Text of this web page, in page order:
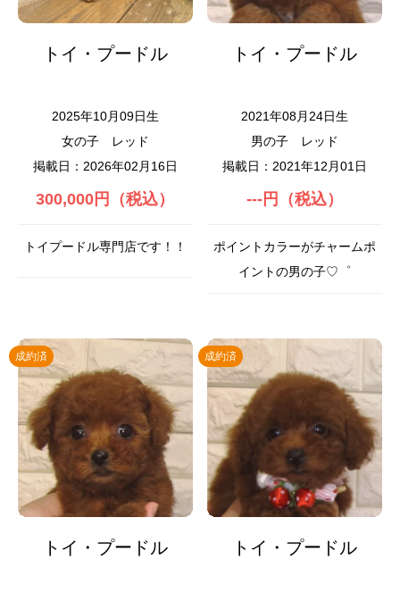
トイ・プードル
2025年10月09日生
女の子
レッド
掲載日：2026年02月16日
300,000円（税込）
トイプードル専門店です！！
トイ・プードル
2021年08月24日生
男の子
レッド
掲載日：2021年12月01日
---円（税込）
ポイントカラーがチャームポ
イントの男の子♡゜
成約済
トイ・プードル
成約済
トイ・プードル